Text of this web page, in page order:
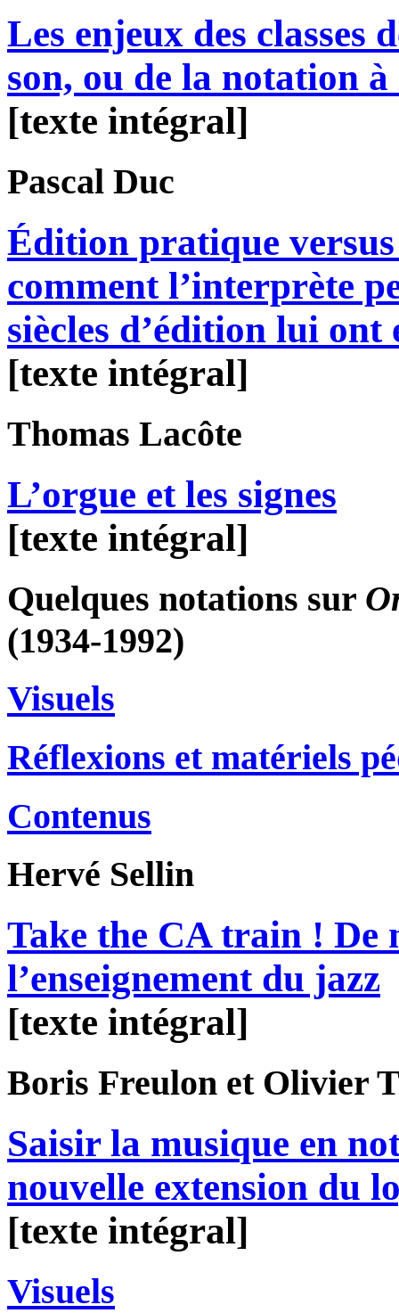
Les enjeux des classes
son, ou de la notation
[texte intégral]
Pascal Duc
Édition pratique
comment l’interprète
siècles d’édition lui ont
[texte intégral]
Thomas Lacôte
L’orgue et les signes
[texte intégral]
Quelques notations sur
(1934-1992)
Visuels
Réflexions et matériels
Contenus
Hervé Sellin
Take the CA train ! De
l’enseignement du jazz
[texte intégral]
Boris Freulon et Olivier
Saisir la musique en
nouvelle extension du
[texte intégral]
Visuels